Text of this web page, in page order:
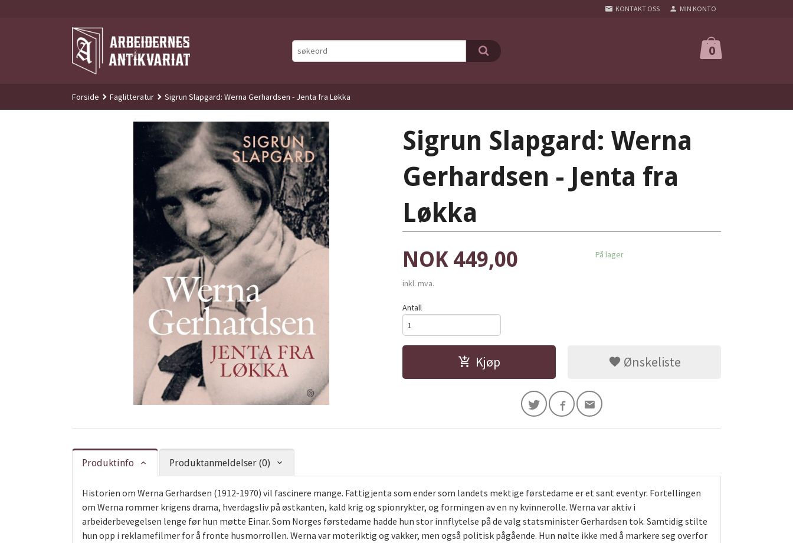
KONTAKT OSS MIN KONTO
0
Forside Faglitteratur Sigrun Slapgard: Werna Gerhardsen - Jenta fra Løkka
Sigrun Slapgard: Werna
Gerhardsen - Jenta fra
Løkka
Pris
NOK 449,00
inkl. mva.
På lager
Antall
Kjøp Ønskeliste
Produktinfo Produktanmeldelser (0)
Historien om Werna Gerhardsen (1912-1970) vil fascinere mange. Fattigjenta som ender som landets mektige førstedame er et sant eventyr. Fortellingen
om Werna rommer krigens drama, hverdagsliv på østkanten, kald krig og spionrykter, og formingen av en ny kvinnerolle. Werna var aktiv i
arbeiderbevegelsen lenge før hun møtte Einar. Som Norges førstedame hadde hun stor innflytelse på de valg statsminister Gerhardsen tok. Samtidig stilte
hun opp i reklamefilmer for å fronte husmorrollen. Werna var moteriktig og vakker, men også politisk pågående. Hun nølte ikke med å markere seg overfor